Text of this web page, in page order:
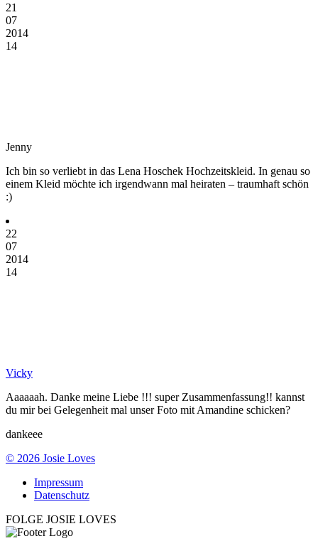
21
07
2014
14
Jenny
Ich bin so verliebt in das Lena Hoschek Hochzeitskleid. In genau so
einem Kleid möchte ich irgendwann mal heiraten – traumhaft schön
:)
22
07
2014
14
Vicky
Aaaaaah. Danke meine Liebe !!! super Zusammenfassung!! kannst
du mir bei Gelegenheit mal unser Foto mit Amandine schicken?
dankeee
© 2026 Josie Loves
Impressum
Datenschutz
FOLGE JOSIE LOVES